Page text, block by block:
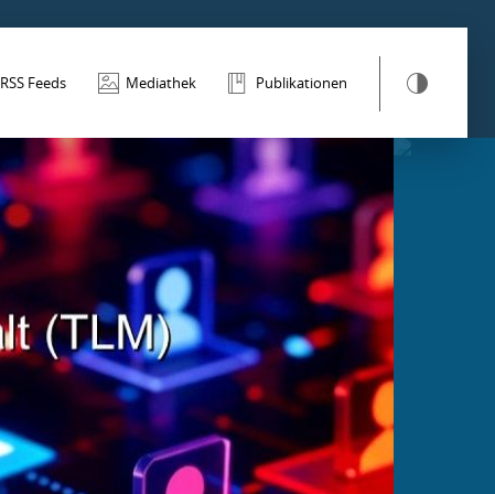
RSS Feeds Mediathek Publikationen